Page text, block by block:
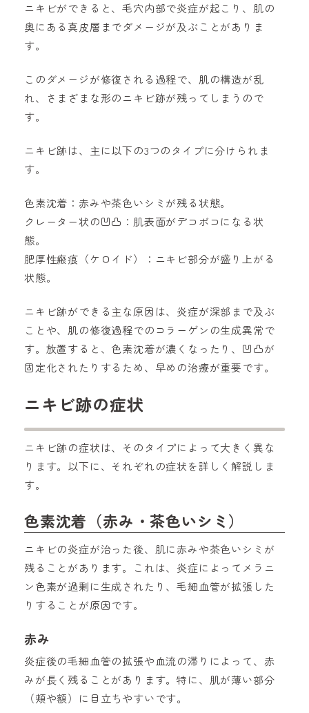
ニキビができると、毛穴内部で炎症が起こり、肌の
奥にある真皮層までダメージが及ぶことがありま
す。
このダメージが修復される過程で、肌の構造が乱
れ、さまざまな形のニキビ跡が残ってしまうので
す。
ニキビ跡は、主に以下の3つのタイプに分けられま
す。
色素沈着：赤みや茶色いシミが残る状態。
クレーター状の凹凸：肌表面がデコボコになる状
態。
肥厚性瘢痕（ケロイド）：ニキビ部分が盛り上がる
状態。
ニキビ跡ができる主な原因は、炎症が深部まで及ぶ
ことや、肌の修復過程でのコラーゲンの生成異常で
す。放置すると、色素沈着が濃くなったり、凹凸が
固定化されたりするため、早めの治療が重要です。
ニキビ跡の症状
ニキビ跡の症状は、そのタイプによって大きく異な
ります。以下に、それぞれの症状を詳しく解説しま
す。
色素沈着（赤み・茶色いシミ）
ニキビの炎症が治った後、肌に赤みや茶色いシミが
残ることがあります。これは、炎症によってメラニ
ン色素が過剰に生成されたり、毛細血管が拡張した
りすることが原因です。
赤み
炎症後の毛細血管の拡張や血流の滞りによって、赤
みが長く残ることがあります。特に、肌が薄い部分
（頬や額）に目立ちやすいです。